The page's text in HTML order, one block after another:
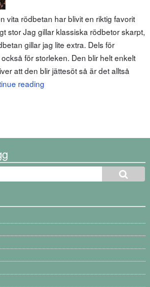
vita rödbetan har blivit en riktig favorit
stor Jag gillar klassiska rödbetor skarpt,
gillar jag lite extra. Dels för
för storleken. Den blir helt enkelt
att den blir jättesöt så är det alltså
reading